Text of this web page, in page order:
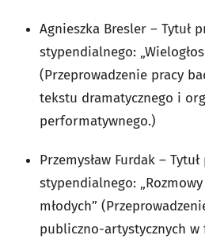
Agnieszka Bresler – Tytuł
stypendialnego:
(Przeprowadzenie pracy
tekstu dramatycznego i
performatywnego.)
Przemysław Furdak –
stypendialnego: „Rozmowy
młodych”
publiczno-artystycznych